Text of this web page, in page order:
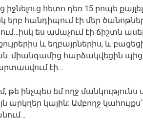
իջնելուց հետո դեռ 15 րոպե
երբ հանդիպում էի մեր
ես ամաչում էի ճիշտն
և եղբայրներիս, և
միանգամից հարձակվեցին
էի…
թե ինչպես եմ ողջ
արկղեր կային: Ամբողջ